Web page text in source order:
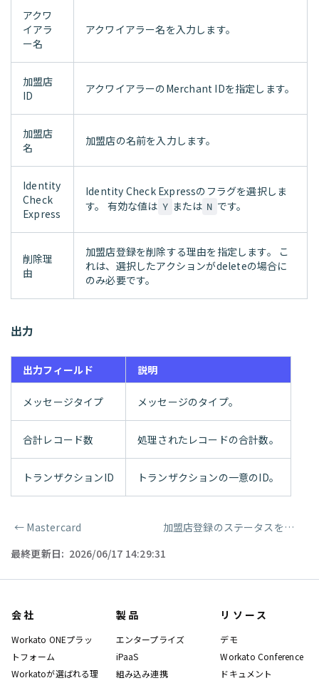
アクワ
イアラ
ー名
アクワイアラー名を入力します。
加盟店
ID
アクワイアラーのMerchant IDを指定します。
加盟店
名
加盟店の名前を入力します。
Identity
Check
Express
Identity Check Expressのフラグを選択しま
す。 有効な値は Y または N です。
削除理
由
加盟店登録を削除する理由を指定します。 こ
れは、選択したアクションがdeleteの場合に
のみ必要です。
出力
出力フィールド 説明
メッセージタイプ メッセージのタイプ。
合計レコード数 処理されたレコードの合計数。
トランザクションID トランザクションの一意のID。
ページャー
← Mastercard 加盟店登録のステータスを取得
最終更新日: 2026/06/17 14:29:31
会社
Workato ONEプラッ
トフォーム
Workatoが選ばれる理
製品
エンタープライズ
iPaaS
組み込み連携
リソース
デモ
Workato Conference
ドキュメント